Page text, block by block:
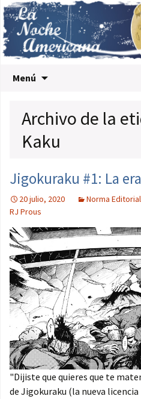
Menú
Archivo de la
Kaku
Jigokuraku #1: La
20 julio, 2020 Norma Editorial
RJ Prous
"Dijiste que quieres que te
de Jigokuraku (la nueva